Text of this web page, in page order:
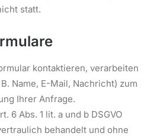
statt.
kontaktieren, verarbeiten
Name, E-Mail, Nachricht) zum
Ihrer Anfrage.
6 Abs. 1 lit. a und b DSGVO
behandelt und ohne